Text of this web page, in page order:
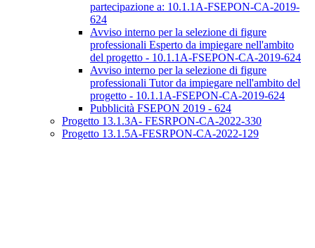
partecipazione a: 10.1.1A-FSEPON-CA-2019-
624
Avviso interno per la selezione di figure
professionali Esperto da impiegare nell'ambito
del progetto - 10.1.1A-FSEPON-CA-2019-624
Avviso interno per la selezione di figure
professionali Tutor da impiegare nell'ambito del
progetto - 10.1.1A-FSEPON-CA-2019-624
Pubblicità FSEPON 2019 - 624
Progetto 13.1.3A- FESRPON-CA-2022-330
Progetto 13.1.5A-FESRPON-CA-2022-129